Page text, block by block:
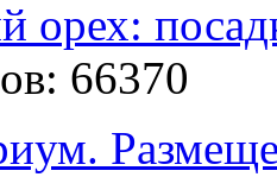
орех:
66370